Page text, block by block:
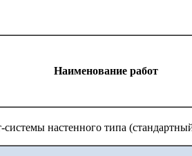
Наименование работ
системы настенного типа